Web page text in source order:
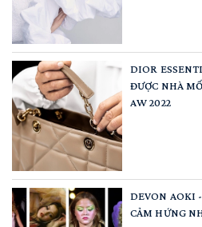
DIOR
ĐƯỢC NHÀ
AW 2022
DEVON AOKI
CẢM HỨNG